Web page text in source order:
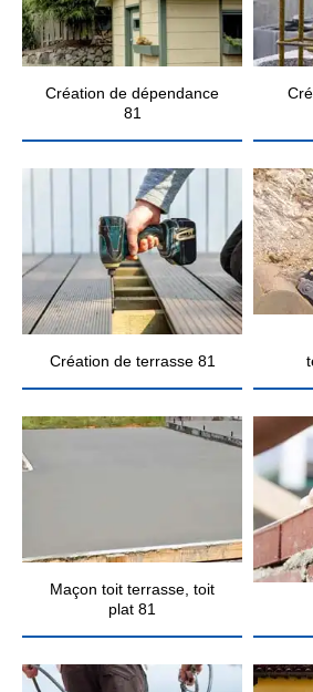
Création de dépendance
81
Création de terrasse 81
Maçon toit terrasse, toit
plat 81